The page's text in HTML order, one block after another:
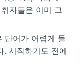
자들은 이미 그
단어가 어렵게 들
. 시작하기도 전에